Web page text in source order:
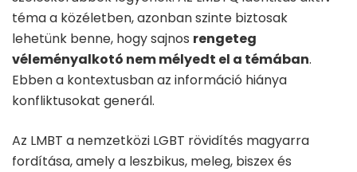
téma a közéletben, azonban szinte biztosak
lehetünk benne, hogy sajnos rengeteg
véleményalkotó nem mélyedt el a témában.
Ebben a kontextusban az információ hiánya
konfliktusokat generál.
Az LMBT a nemzetközi LGBT rövidítés magyarra
fordítása, amely a leszbikus, meleg, biszex és